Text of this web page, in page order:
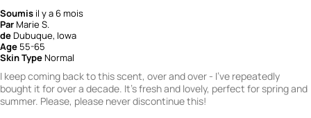
Soumis il y a 6 mois
ParMarie S.
deDubuque, Iowa
Age 55-65
Skin TypeNormal
I keep coming back to this scent, over and over - I've repeatedly
bought it for over a decade. It's fresh and lovely, perfect for spring and
summer. Please, please never discontinue this!